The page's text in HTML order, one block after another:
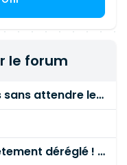
le forum
ESN qui paient en fin de mois sans attendre le paiement client ?
Le marché de l'IT est complètement déréglé ! STOP à cette mascarade ! Il faut s'unir et résister !